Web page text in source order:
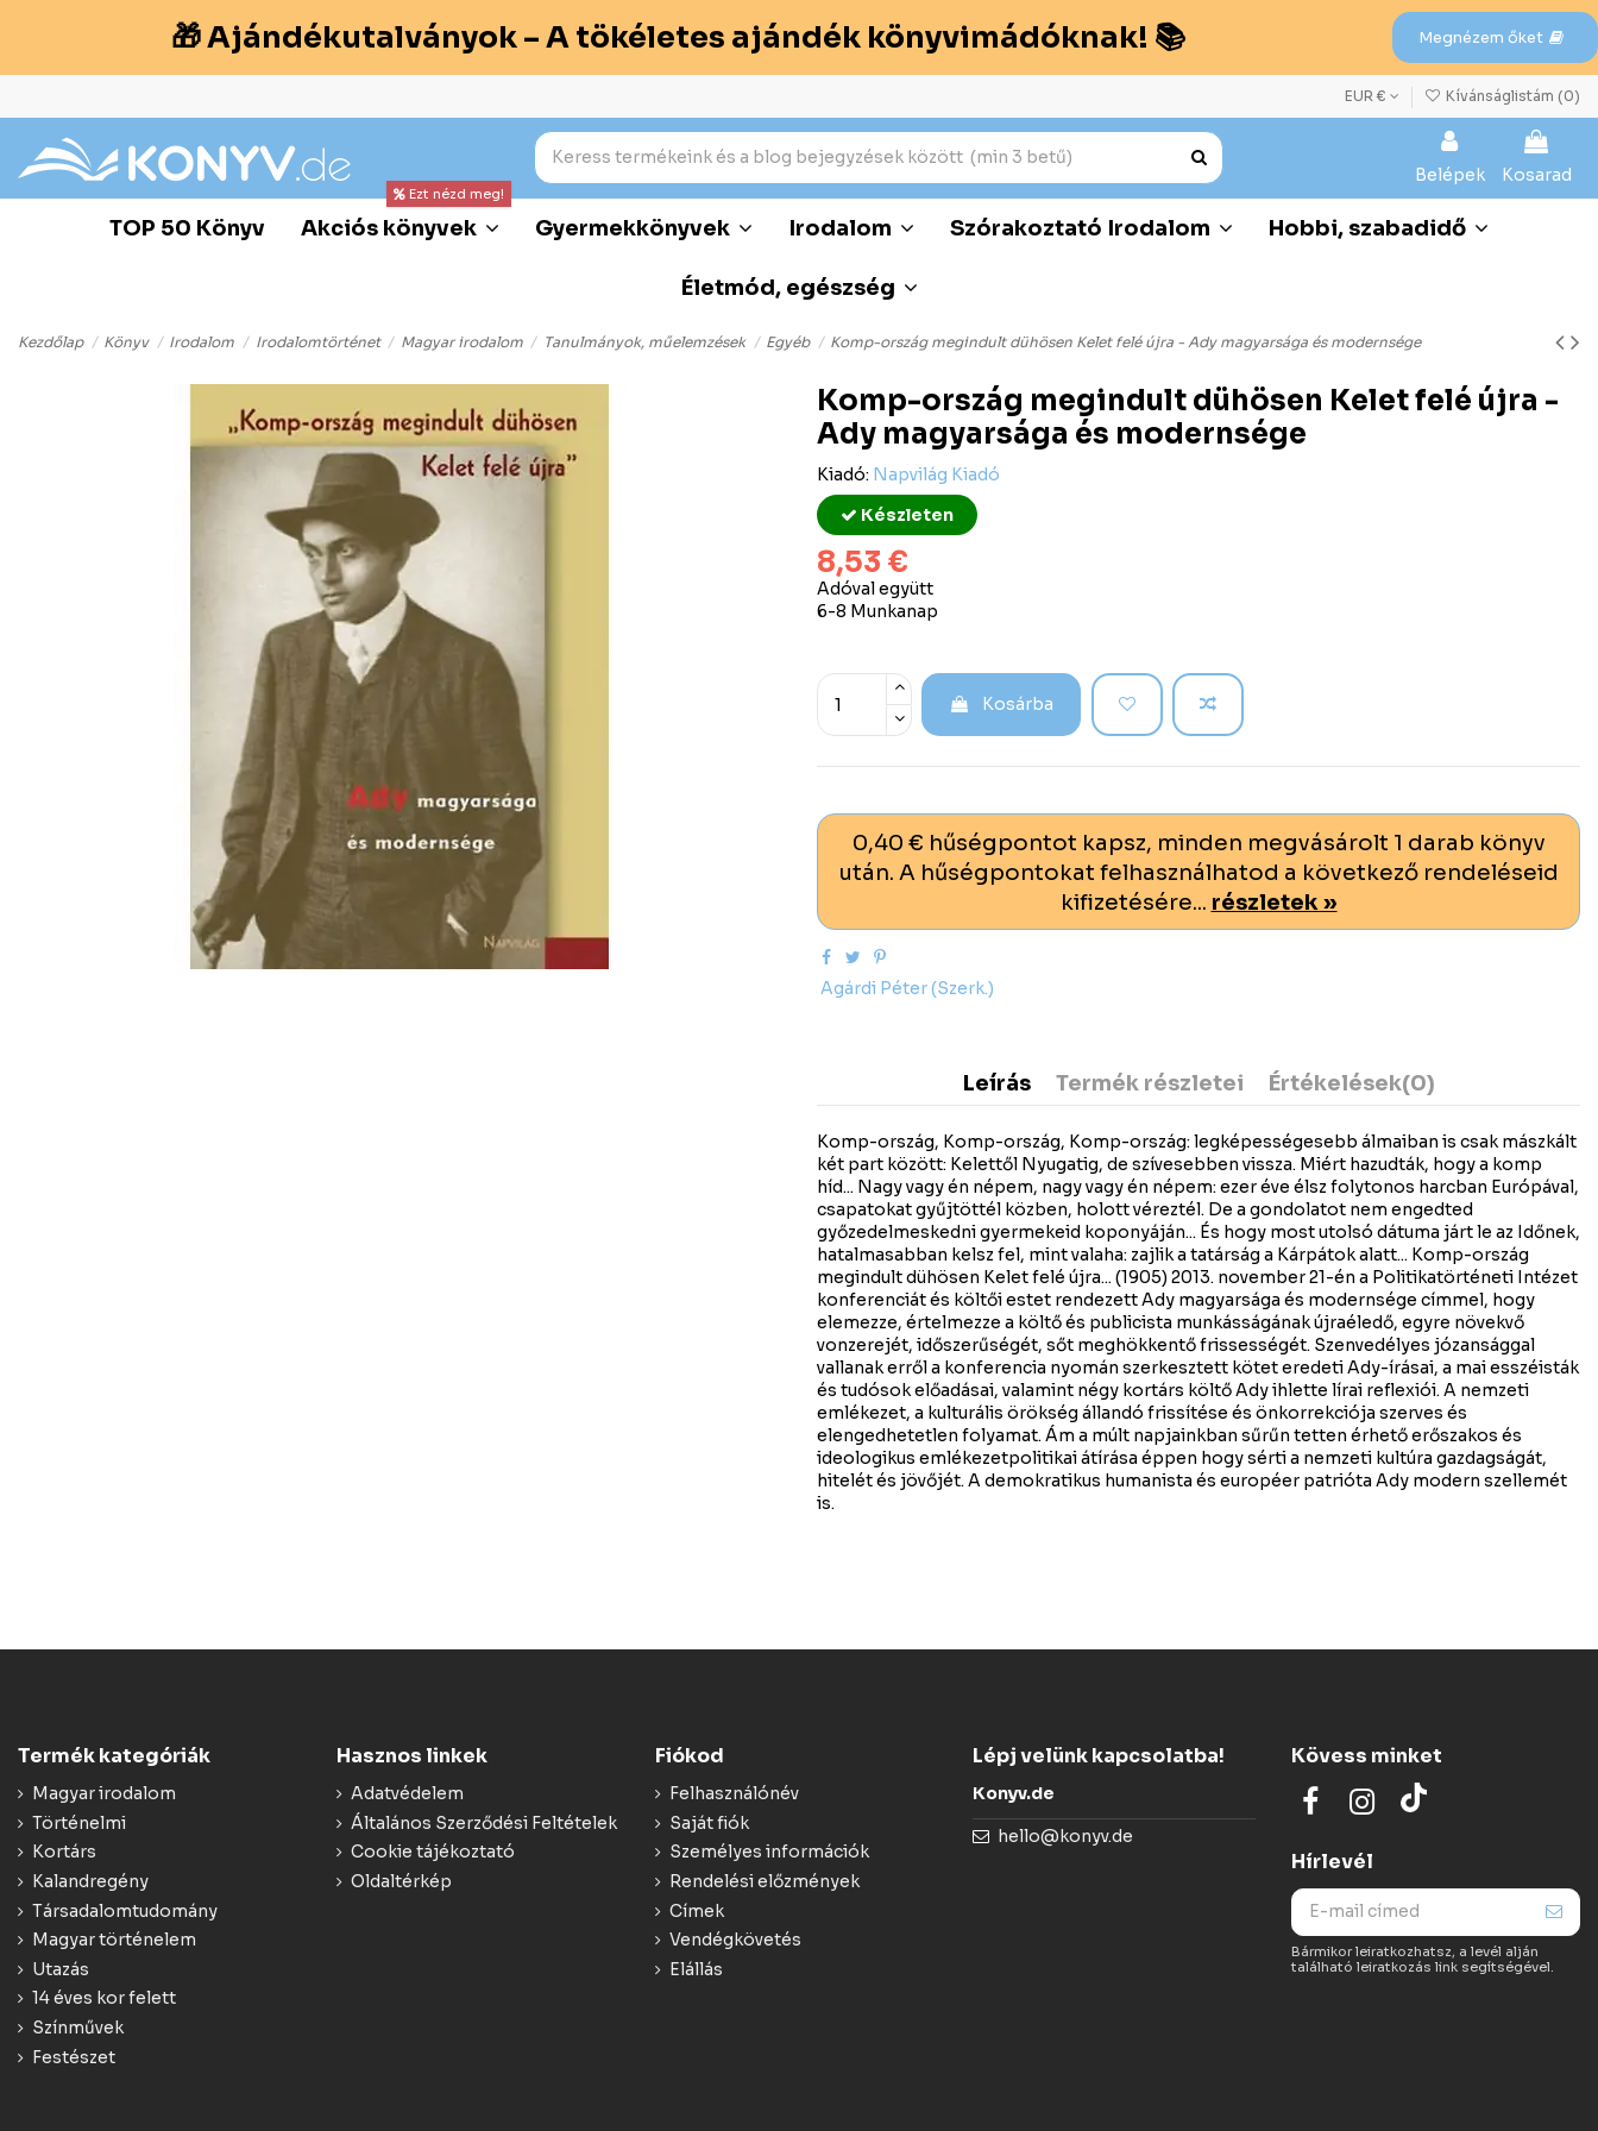
🎁 Ajándékutalványok – A tökéletes ajándék könyvimádóknak! 📚 Megnézem őket
EUR € Kívánságlistám (0)
Belépek Kosarad
TOP 50 Könyv Akciós könyvek
Ezt nézd meg!
Gyermekkönyvek Irodalom Szórakoztató Irodalom Hobbi, szabadidő
Életmód, egészség
Kezdőlap Könyv Irodalom Irodalomtörténet Magyar irodalom Tanulmányok, műelemzések Egyéb Komp-ország megindult dühösen Kelet felé újra - Ady magyarsága és modernsége
Komp-ország megindult dühösen Kelet felé újra -
Ady magyarsága és modernsége
Kiadó: Napvilág Kiadó
Készleten
8,53 €
Adóval együtt
6-8 Munkanap
Kosárba
0,40 € hűségpontot kapsz, minden megvásárolt 1 darab könyv
után. A hűségpontokat felhasználhatod a következő rendeléseid
kifizetésére... részletek »
Agárdi Péter (Szerk.)
Leírás Termék részletei Értékelések(0)
Komp-ország, Komp-ország, Komp-ország: legképességesebb álmaiban is csak mászkált
két part között: Kelettől Nyugatig, de szívesebben vissza. Miért hazudták, hogy a komp
híd... Nagy vagy én népem, nagy vagy én népem: ezer éve élsz folytonos harcban Európával,
csapatokat gyűjtöttél közben, holott véreztél. De a gondolatot nem engedted
győzedelmeskedni gyermekeid koponyáján... És hogy most utolsó dátuma járt le az Időnek,
hatalmasabban kelsz fel, mint valaha: zajlik a tatárság a Kárpátok alatt... Komp-ország
megindult dühösen Kelet felé újra... (1905) 2013. november 21-én a Politikatörténeti Intézet
konferenciát és költői estet rendezett Ady magyarsága és modernsége címmel, hogy
elemezze, értelmezze a költő és publicista munkásságának újraéledő, egyre növekvő
vonzerejét, időszerűségét, sőt meghökkentő frissességét. Szenvedélyes józansággal
vallanak erről a konferencia nyomán szerkesztett kötet eredeti Ady-írásai, a mai esszéisták
és tudósok előadásai, valamint négy kortárs költő Ady ihlette lírai reflexiói. A nemzeti
emlékezet, a kulturális örökség állandó frissítése és önkorrekciója szerves és
elengedhetetlen folyamat. Ám a múlt napjainkban sűrűn tetten érhető erőszakos és
ideologikus emlékezetpolitikai átírása éppen hogy sérti a nemzeti kultúra gazdagságát,
hitelét és jövőjét. A demokratikus humanista és européer patrióta Ady modern szellemét
is.
Termék kategóriák
Magyar irodalom
Történelmi
Kortárs
Kalandregény
Társadalomtudomány
Magyar történelem
Utazás
14 éves kor felett
Színművek
Festészet
Hasznos linkek
Adatvédelem
Általános Szerződési Feltételek
Cookie tájékoztató
Oldaltérkép
Fiókod
Felhasználónév
Saját fiók
Személyes információk
Rendelési előzmények
Címek
Vendégkövetés
Elállás
Lépj velünk kapcsolatba!
Konyv.de
hello@konyv.de
Kövess minket
Hírlevél
Bármikor leiratkozhatsz, a levél alján
található leiratkozás link segítségével.